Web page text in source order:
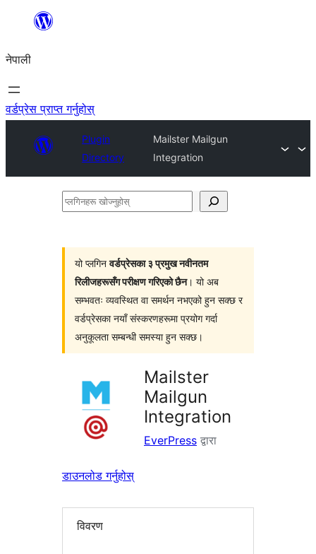
सामग्रीमा
नेपाली
वर्डप्रेस प्राप्त गर्नुहोस्
Plugin
Directory
Mailster Mailgun
Integration
प्लगिनहरू
यो प्लगिनवर्डप्रेसका ३ प्रमुख नवीनतम
रिलीजहरूसँग परीक्षण गरिएको छैन। यो अब
सम्भवतः व्यवस्थित वा समर्थन नभएको हुन सक्छ र
वर्डप्रेसका नयाँ संस्करणहरूमा प्रयोग गर्दा
अनुकूलता सम्बन्धी समस्या हुन सक्छ।
Mailster
Mailgun
Integration
EverPress द्वारा
डाउनलोड गर्नुहोस्
विवरण